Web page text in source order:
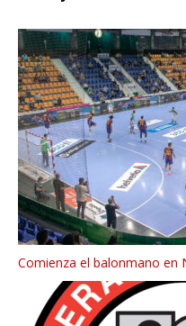
Comienza el balonmano en